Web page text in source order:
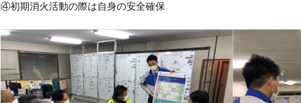
④初期消火活動の際は自身の安全確保